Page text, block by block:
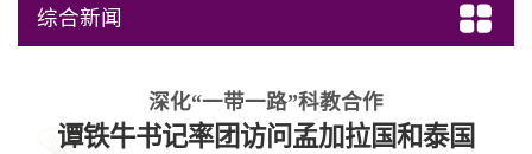
综合新闻
深化“一带一路”科教合作
谭铁牛书记率团访问孟加拉国和泰国